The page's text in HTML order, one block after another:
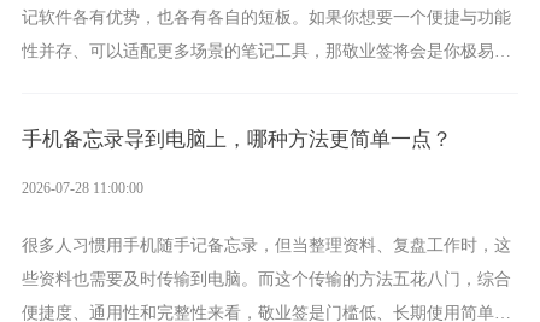
记软件各有优势，也各有各自的短板。如果你想要一个便捷与功能
性并存、可以适配更多场景的笔记工具，那敬业签将会是你极易上
手机备忘录导到电脑上，哪种方法更简单一点？
2026-07-28 11:00:00
很多人习惯用手机随手记备忘录，但当整理资料、复盘工作时，这
些资料也需要及时传输到电脑。而这个传输的方法五花八门，综合
便捷度、通用性和完整性来看，敬业签是门槛低、长期使用简单的